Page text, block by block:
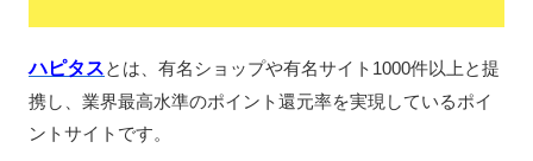
ハピタスとは、有名ショップや有名サイト1000件以上と提
携し、業界最高水準のポイント還元率を実現しているポイ
ントサイトです。